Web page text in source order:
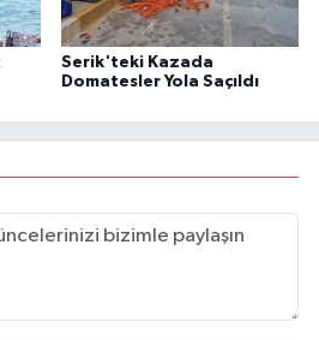
Serik'teki Kazada
Domatesler Yola Saçıldı